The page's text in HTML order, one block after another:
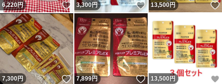
6,220円 いいね！
3,300円 いいね！
13,500円
7,300円 いいね！
7,899円 いいね！
13,500 円